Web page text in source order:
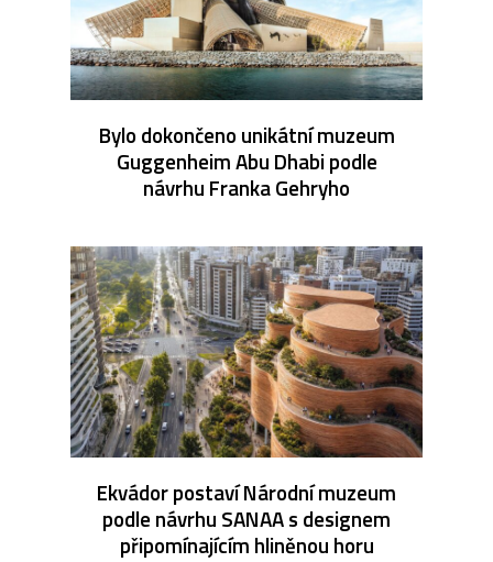
Bylo dokončeno unikátní muzeum
Guggenheim Abu Dhabi podle
návrhu Franka Gehryho
Ekvádor postaví Národní muzeum
podle návrhu SANAA s designem
připomínajícím hliněnou horu